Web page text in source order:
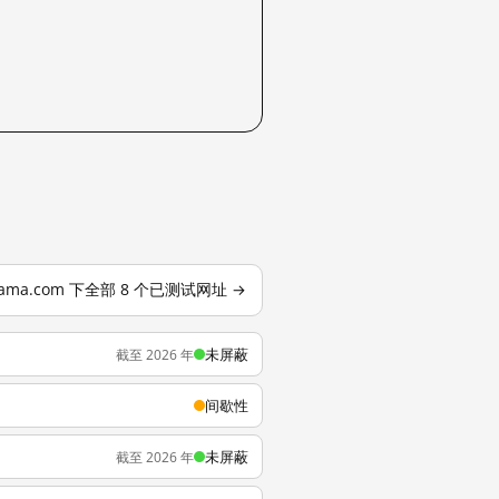
下全部 8 个已测试网址 →
截至 2026 年 未屏蔽
间歇性
截至 2026 年 未屏蔽